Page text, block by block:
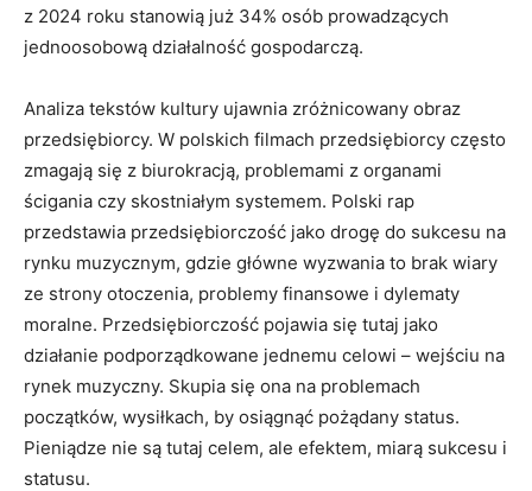
z 2024 roku stanowią już 34% osób prowadzących
jednoosobową działalność gospodarczą.
Analiza tekstów kultury ujawnia zróżnicowany obraz
przedsiębiorcy. W polskich filmach przedsiębiorcy często
zmagają się z biurokracją, problemami z organami
ścigania czy skostniałym systemem. Polski rap
przedstawia przedsiębiorczość jako drogę do sukcesu na
rynku muzycznym, gdzie główne wyzwania to brak wiary
ze strony otoczenia, problemy finansowe i dylematy
moralne. Przedsiębiorczość pojawia się tutaj jako
działanie podporządkowane jednemu celowi – wejściu na
rynek muzyczny. Skupia się ona na problemach
początków, wysiłkach, by osiągnąć pożądany status.
Pieniądze nie są tutaj celem, ale efektem, miarą sukcesu i
statusu.